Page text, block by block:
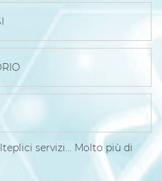
servizi... Molto più di